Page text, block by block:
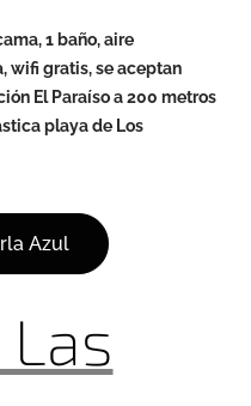
1 baño, aire
wifi gratis, se aceptan
El Paraíso a 200 metros
playa de Los
Azul